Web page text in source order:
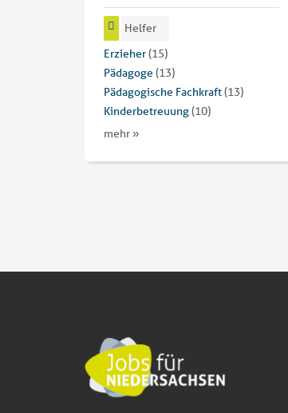
Helfer
Erzieher(15)
Pädagoge (13)
Pädagogische Fachkraft(13)
Kinderbetreuung(10)
mehr »